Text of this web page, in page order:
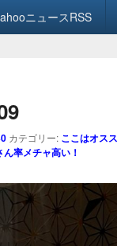
ニュースRSS
カテゴリー: ここはオス
率メチャ高い！